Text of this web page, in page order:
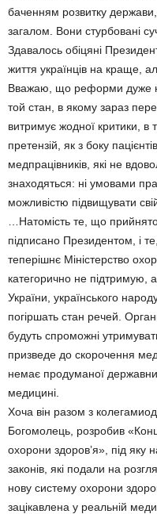
баченням розвитку
загалом. Вони стурбовані
Здавалось обіцяні
життя українців на краще,
Вважаю, що реформи дуже
той стан, в якому зараз
витримує жодної критики, в
претензій, як з боку
медпрацівників, які не
знаходяться: ні умовами
можливістю підвищувати
…Натомість те, що
підписано Президентом, і
теперішнє Міністерство
категорично не підтримую,
України, українського
погіршать стан речей.
будуть спроможні
призведе до скорочення
немає продуманої
медицині.
Хоча він разом з
Богомолець, розробив
охорони здоров’я», під
законів, які подали на
нову систему охорони
зацікавлена у реальній